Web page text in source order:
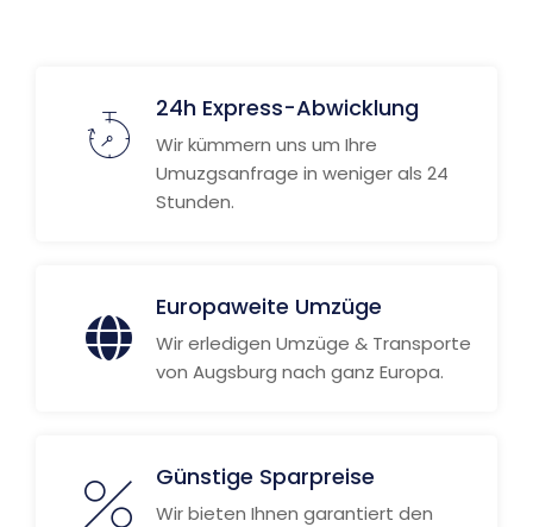
24h Express-Abwicklung
Wir kümmern uns um Ihre
Umuzgsanfrage in weniger als 24
Stunden.
Europaweite Umzüge
Wir erledigen Umzüge & Transporte
von Augsburg nach ganz Europa.
Günstige Sparpreise
Wir bieten Ihnen garantiert den